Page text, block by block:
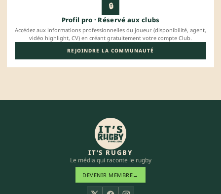
🔒
Profil pro · Réservé aux clubs
Accédez aux informations professionnelles du joueur (disponibilité, agent,
vidéo highlight, CV) en créant gratuitement votre compte Club.
REJOINDRE LA COMMUNAUTÉ
IT’S RUGBY
Le média qui raconte le rugby
DEVENIR MEMBRE→